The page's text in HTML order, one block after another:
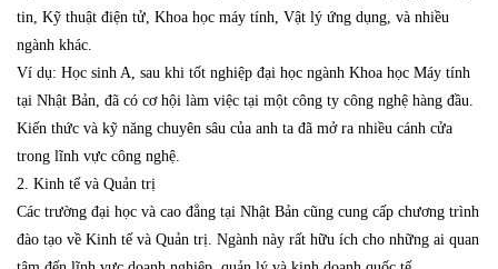
tin, Kỹ thuật điện tử, Khoa học máy tính, Vật lý ứng dụng, và nhiều
ngành khác.
Ví dụ: Học sinh A, sau khi tốt nghiệp đại học ngành Khoa học Máy tính
tại Nhật Bản, đã có cơ hội làm việc tại một công ty công nghệ hàng đầu.
Kiến thức và kỹ năng chuyên sâu của anh ta đã mở ra nhiều cánh cửa
trong lĩnh vực công nghệ.
2. Kinh tế và Quản trị
Các trường đại học và cao đẳng tại Nhật Bản cũng cung cấp chương trình
đào tạo về Kinh tế và Quản trị. Ngành này rất hữu ích cho những ai quan